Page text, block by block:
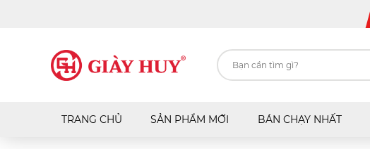
TRANG CHỦ SẢN PHẨM MỚI BÁN CHẠY NHẤT